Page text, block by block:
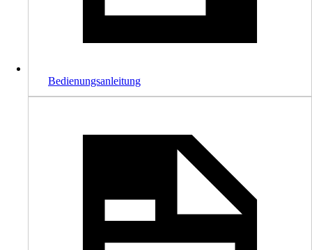
Bedienungsanleitung